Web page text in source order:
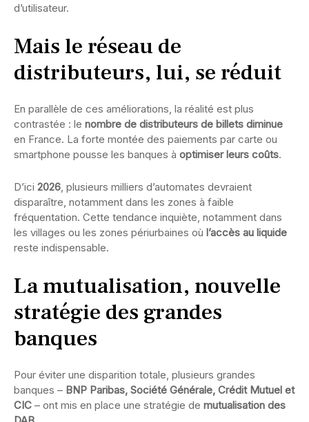
d’utilisateur.
Mais le réseau de
distributeurs, lui, se réduit
En parallèle de ces améliorations, la réalité est plus
contrastée : le nombre de distributeurs de billets diminue
en France. La forte montée des paiements par carte ou
smartphone pousse les banques à optimiser leurs coûts.
D’ici 2026 , plusieurs milliers d’automates devraient
disparaître, notamment dans les zones à faible
fréquentation. Cette tendance inquiète, notamment dans
les villages ou les zones périurbaines où l’accès au liquide
reste indispensable.
La mutualisation, nouvelle
stratégie des grandes
banques
Pour éviter une disparition totale, plusieurs grandes
banques – BNP Paribas, Société Générale, Crédit Mutuel et
CIC – ont mis en place une stratégie de mutualisation des